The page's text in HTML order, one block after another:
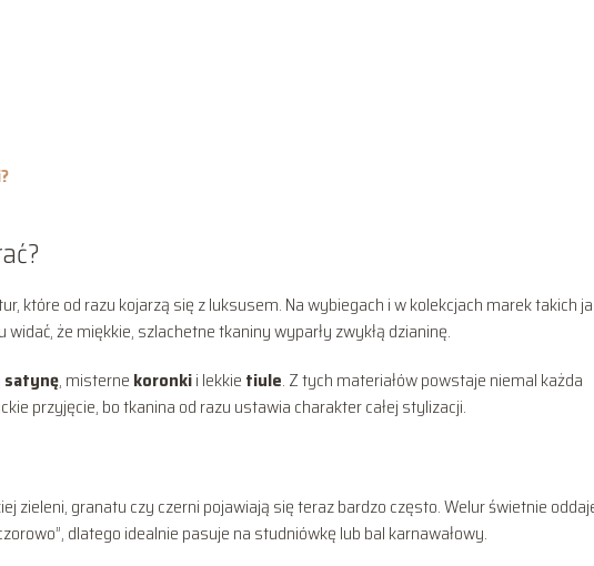
które od razu kojarzą się z luksusem. Na wybiegach i w kolekcjach marek takich
że miękkie, szlachetne tkaniny wyparły zwykłą dzianinę.
satynę, misterne koronkii lekkie tiule. Z tych materiałów powstaje niemal każda
przyjęcie, bo tkanina od razu ustawia charakter całej stylizacji.
zieleni, granatu czy czerni pojawiają się teraz bardzo często. Welur świetnie
dlatego idealnie pasuje na studniówkę lub bal karnawałowy.